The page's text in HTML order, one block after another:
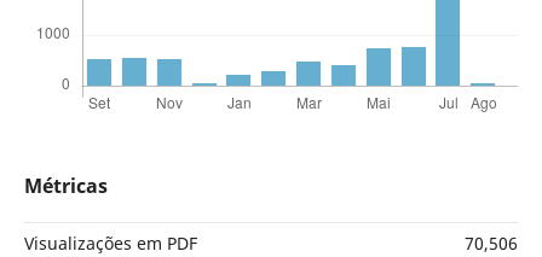
Métricas
Visualizações em PDF 70,506